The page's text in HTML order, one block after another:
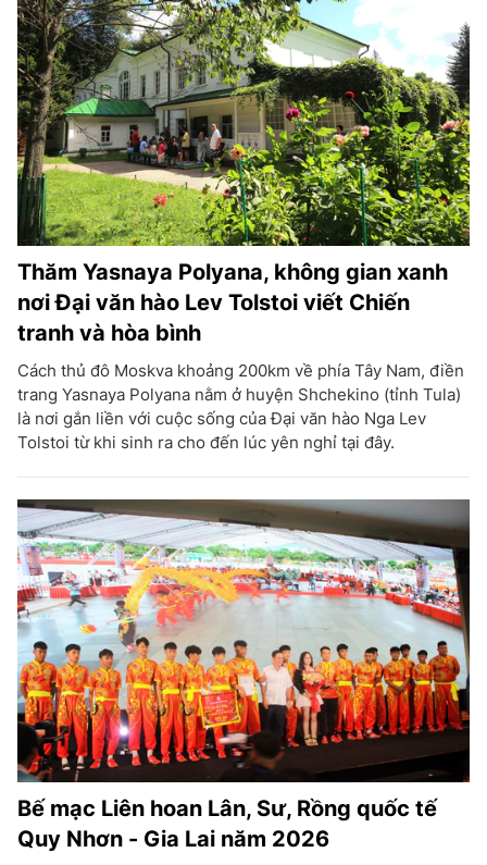
Thăm Yasnaya Polyana, không gian xanh
nơi Đại văn hào Lev Tolstoi viết Chiến
tranh và hòa bình
Cách thủ đô Moskva khoảng 200km về phía Tây Nam, điền
trang Yasnaya Polyana nằm ở huyện Shchekino (tỉnh Tula)
là nơi gắn liền với cuộc sống của Đại văn hào Nga Lev
Tolstoi từ khi sinh ra cho đến lúc yên nghỉ tại đây.
Bế mạc Liên hoan Lân, Sư, Rồng quốc tế
Quy Nhơn - Gia Lai năm 2026